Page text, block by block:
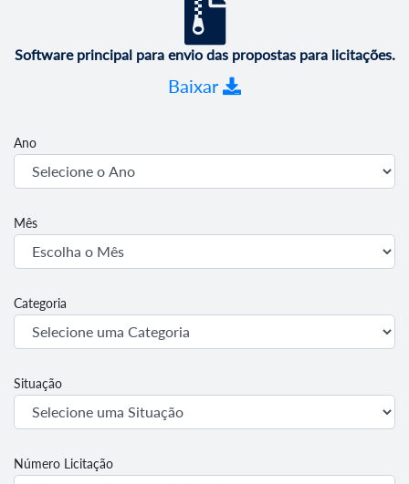
Software principal para envio das propostas para licitações.
Baixar
Ano
Mês
Categoria
Situação
Número Licitação